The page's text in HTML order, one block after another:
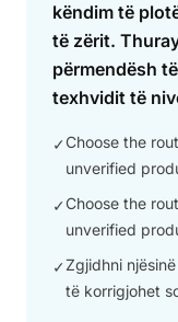
këndim të
të zërit.
përmendësh
texhvidit të
✓Choose the
unverified
✓Choose the
unverified
✓Zgjidhni
të korrigjohet